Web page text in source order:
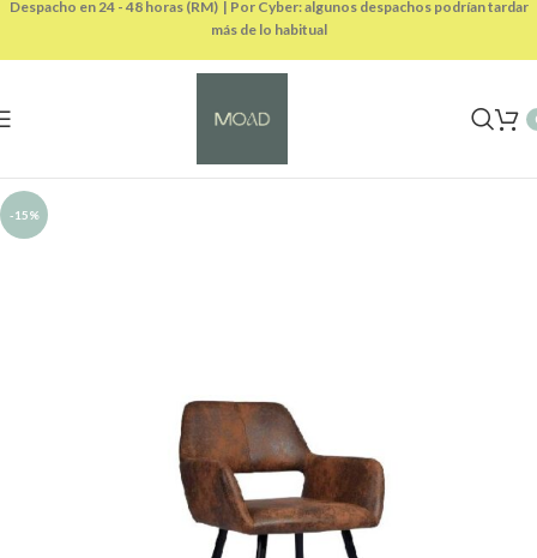
-15%
Despacho en 24 - 48 horas (RM) | Por Cyber: algunos despachos podrían tardar
más de lo habitual